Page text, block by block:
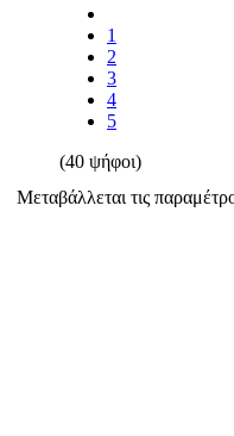
1
2
3
4
5
(40 ψήφοι)
Μεταβάλλεται τις